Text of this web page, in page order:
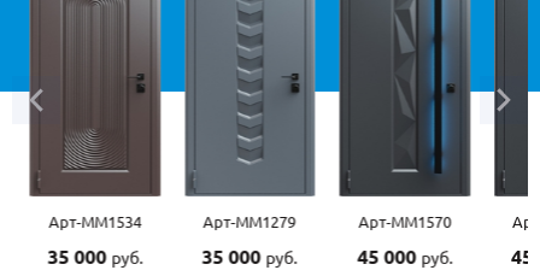
Арт-ММ1534
35 000руб.
Арт-ММ1279
35 000руб.
Арт-ММ1570
45 000руб.
Арт-
45